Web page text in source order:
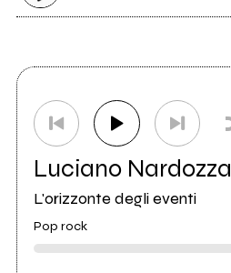
Luciano Nardozza
L'orizzonte degli eventi
Pop rock